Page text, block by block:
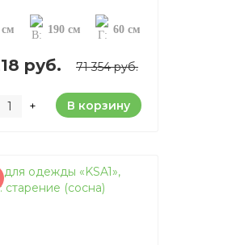
190 см 60 см
руб. 71 354 руб.
+ В корзину